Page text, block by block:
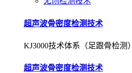
超声波骨密度检测技术
KJ3000技术体系（足跟骨检测）
超声波骨密度检测技术